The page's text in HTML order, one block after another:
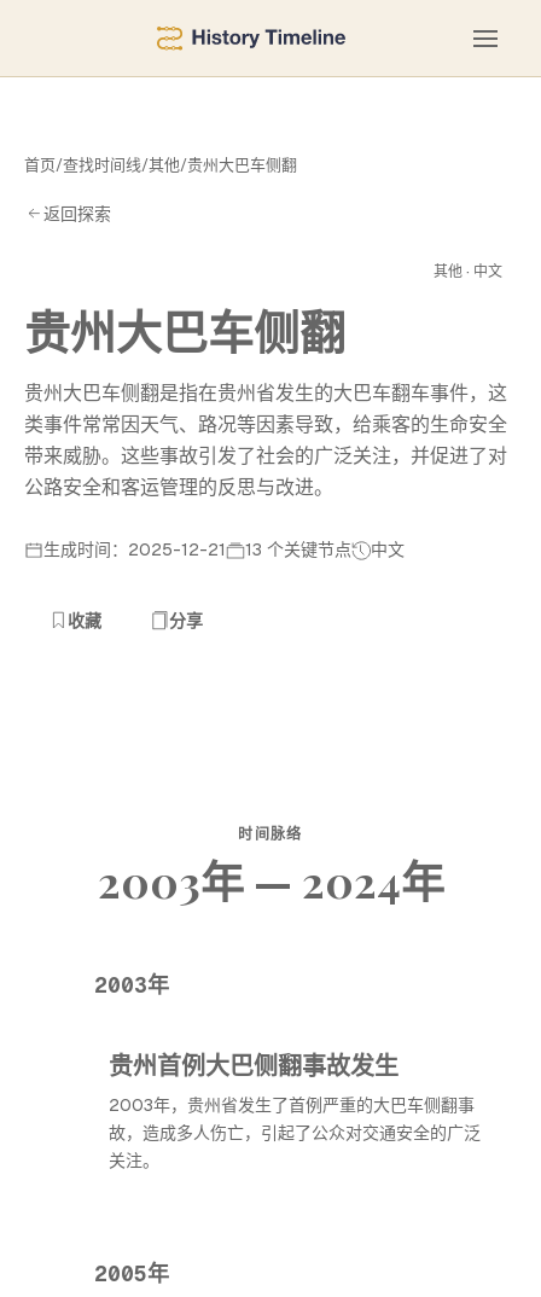
首页/查找时间线/其他/贵州大巴车侧翻
返回探索
其他 · 中文
贵州大巴车侧翻
贵州大巴车侧翻是指在贵州省发生的大巴车翻车事件，这
类事件常常因天气、路况等因素导致，给乘客的生命安全
带来威胁。这些事故引发了社会的广泛关注，并促进了对
公路安全和客运管理的反思与改进。
生成时间：2025-12-21 13 个关键节点 中文
收藏 分享
时间脉络
2003年 — 2024年
2003年
贵州首例大巴侧翻事故发生
2003年，贵州省发生了首例严重的大巴车侧翻事
故，造成多人伤亡，引起了公众对交通安全的广泛
关注。
2005年